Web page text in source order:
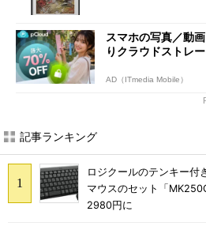
スマホの写真／動
りクラウドストレ
AD（ITmedia Mobile）
記事ランキング
ロジクールのテンキー付
マウスのセット「
2980円に